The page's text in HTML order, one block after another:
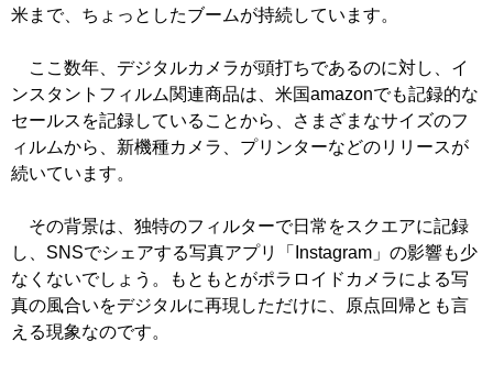
米まで、ちょっとしたブームが持続しています。
ここ数年、デジタルカメラが頭打ちであるのに対し、イ
ンスタントフィルム関連商品は、米国amazonでも記録的な
セールスを記録していることから、さまざまなサイズのフ
ィルムから、新機種カメラ、プリンターなどのリリースが
続いています。
その背景は、独特のフィルターで日常をスクエアに記録
し、SNSでシェアする写真アプリ「Instagram」の影響も少
なくないでしょう。もともとがポラロイドカメラによる写
真の風合いをデジタルに再現しただけに、原点回帰とも言
える現象なのです。